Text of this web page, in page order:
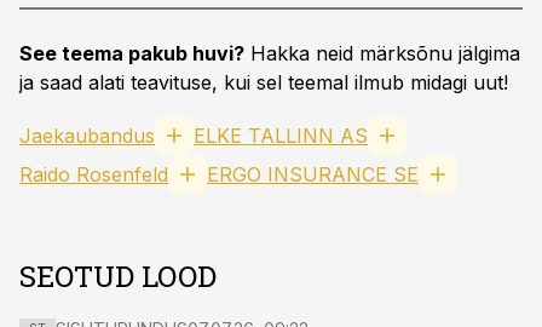
See teema pakub huvi? Hakka neid märksõnu jälgima
ja saad alati teavituse, kui sel teemal ilmub midagi uut!
Jaekaubandus
ELKE TALLINN AS
Raido Rosenfeld
ERGO INSURANCE SE
SEOTUD LOOD